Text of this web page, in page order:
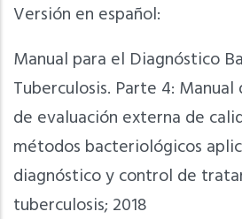
Versión en español:
Manual para el Diagnóstico
Tuberculosis. Parte 4:
de evaluación externa de
métodos bacteriológicos
diagnóstico y control de
tuberculosis; 2018